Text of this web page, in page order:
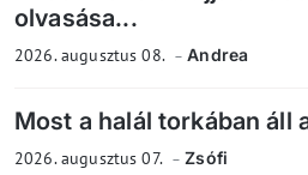
olvasása...
2026. augusztus 08. Andrea
Most a halál torkában áll
2026. augusztus 07. Zsófi